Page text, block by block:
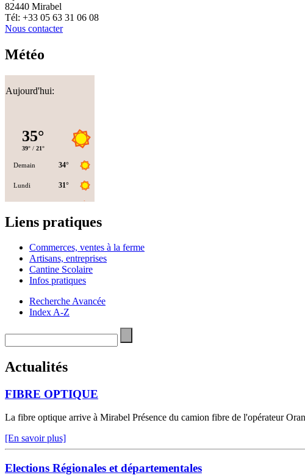
82440 Mirabel
Tél: +33 05 63 31 06 08
Nous contacter
Météo
Aujourd'hui:
Liens pratiques
Commerces, ventes à la ferme
Artisans, entreprises
Cantine Scolaire
Infos pratiques
Recherche Avancée
Index A-Z
Actualités
FIBRE OPTIQUE
La fibre optique arrive à Mirabel Présence du camion fibre de l'opérateur
[En savoir plus]
Elections Régionales et départementales